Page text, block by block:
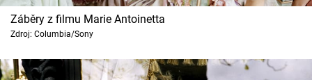
Záběry z filmu Marie Antoinetta
Zdroj: Columbia/Sony